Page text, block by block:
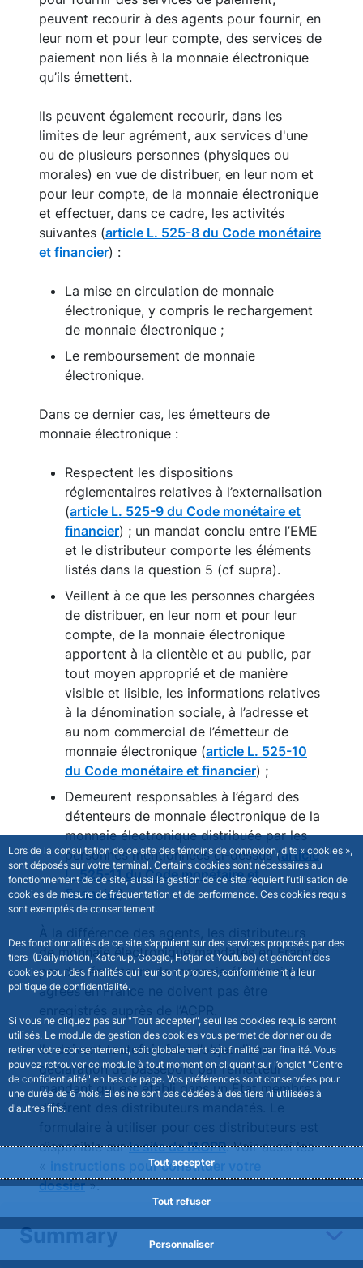
Lors de la consultation de ce site des témoins de connexion, dits « cookies »,
sont déposés sur votre terminal. Certains cookies sont nécessaires au
fonctionnement de ce site, aussi la gestion de ce site requiert l’utilisation de
cookies de mesure de fréquentation et de performance. Ces cookies requis
sont exemptés de consentement.
Des fonctionnalités de ce site s’appuient sur des services proposés par des
tiers (Dailymotion, Katchup, Google, Hotjar et Youtube) et génèrent des
cookies pour des finalités qui leur sont propres, conformément à leur
politique de confidentialité.
Si vous ne cliquez pas sur "Tout accepter", seul les cookies requis seront
utilisés. Le module de gestion des cookies vous permet de donner ou de
retirer votre consentement, soit globalement soit finalité par finalité. Vous
pouvez retrouver ce module à tout moment en cliquant sur l’onglet "Centre
de confidentialité" en bas de page. Vos préférences sont conservées pour
une durée de 6 mois. Elles ne sont pas cédées à des tiers ni utilisées à
d'autres fins.
Tout accepter
Tout refuser
Personnaliser
Summary
peuvent recourir à des agents pour fournir, en
leur nom et pour leur compte, des services de
paiement non liés à la monnaie électronique
qu’ils émettent.
Ils peuvent également recourir, dans les
limites de leur agrément, aux services d'une
ou de plusieurs personnes (physiques ou
morales) en vue de distribuer, en leur nom et
pour leur compte, de la monnaie électronique
et effectuer, dans ce cadre, les activités
suivantes (article L. 525-8 du Code monétaire
et financier) :
La mise en circulation de monnaie
électronique, y compris le rechargement
de monnaie électronique ;
Le remboursement de monnaie
électronique.
Dans ce dernier cas, les émetteurs de
monnaie électronique :
Respectent les dispositions
réglementaires relatives à l’externalisation
(article L. 525-9 du Code monétaire et
financier) ; un mandat conclu entre l’EME
et le distributeur comporte les éléments
listés dans la question 5 (cf supra).
Veillent à ce que les personnes chargées
de distribuer, en leur nom et pour leur
compte, de la monnaie électronique
apportent à la clientèle et au public, par
tout moyen approprié et de manière
visible et lisible, les informations relatives
à la dénomination sociale, à l’adresse et
au nom commercial de l’émetteur de
monnaie électronique (article L. 525-10
du Code monétaire et financier) ;
Demeurent responsables à l’égard des
détenteurs de monnaie électronique de la
monnaie électronique distribuée par les
personnes mentionnées ci-dessus (article
L. 525-11 du Code monétaire et
financier).
de monnaie électronique mandatés en France
par des émetteurs de monnaie électronique
agréés en France ne doivent pas être
Ils doivent toutefois faire l’objet d’une
déclaration de passeport par l’émetteur
mandant qui est établi dans un État membre
différent des distributeurs mandatés. Le
disponible surle site de l’ACPR. Voir aussi les
instructions pour constituer votre
dossier».
Question 7 – Qui est